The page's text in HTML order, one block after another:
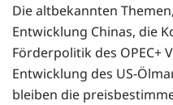
Die altbekannten
Entwicklung Chinas, die
Förderpolitik des OPEC+
Entwicklung des US-
bleiben die